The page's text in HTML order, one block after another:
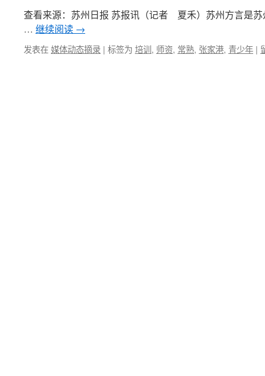
查看来源：苏州日报 苏报讯（记者 夏禾）苏州方言是
… 继续阅读 →
发表在媒体动态摘录 | 标签为 培训, 师资, 常熟, 张家港, 青少年 |